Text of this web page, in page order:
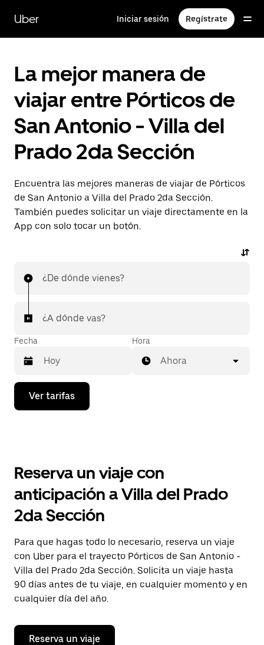
contenido
principal
Uber Iniciar sesión Regístrate
La mejor manera de
viajar entre Pórticos de
San Antonio - Villa del
Prado 2da Sección
Encuentra las mejores maneras de viajar de Pórticos
de San Antonio a Villa del Prado 2da Sección.
También puedes solicitar un viaje directamente en la
App con solo tocar un botón.
¿De dónde vienes?
¿A dónde vas?
Fecha
Presiona
flecha
el
y
selecciona
una
Presiona
la
tecla Esc
para
cerrar
el
calendario.
Hora
Ahora
Ver tarifas
Reserva un viaje con
anticipación a Villa del Prado
2da Sección
Para que hagas todo lo necesario, reserva un viaje
con Uber para el trayecto Pórticos de San Antonio -
Villa del Prado 2da Sección. Solicita un viaje hasta
90 días antes de tu viaje, en cualquier momento y en
cualquier día del año.
Reserva un viaje